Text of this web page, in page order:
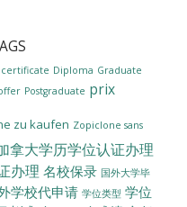
Diploma Graduate
Postgraduate prix
zu kaufen Zopiclone sans
拿大学历学位认证办理
办理 名校保录 国外大学毕
学校代申请 学位类型 学位